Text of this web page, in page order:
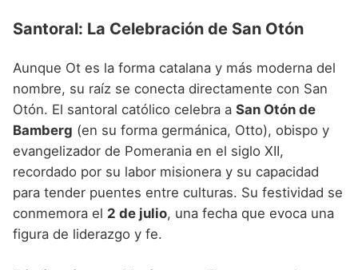
Santoral: La Celebración de San Otón
Aunque Ot es la forma catalana y más moderna del
nombre, su raíz se conecta directamente con San
Otón. El santoral católico celebra a San Otón de
Bamberg (en su forma germánica, Otto), obispo y
evangelizador de Pomerania en el siglo XII,
recordado por su labor misionera y su capacidad
para tender puentes entre culturas. Su festividad se
conmemora el 2 de julio, una fecha que evoca una
figura de liderazgo y fe.